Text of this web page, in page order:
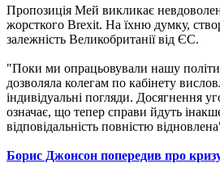
Пропозиція Мей викликає
жорсткого Brexit. На їхню думку,
залежність Великобританії від ЄС.
"Поки ми опрацьовували нашу
дозволяла колегам по кабінету
індивідуальні погляди. Досягнення
означає, що тепер справи йдуть
відповідальність повністю
Борис Джонсон попередив про